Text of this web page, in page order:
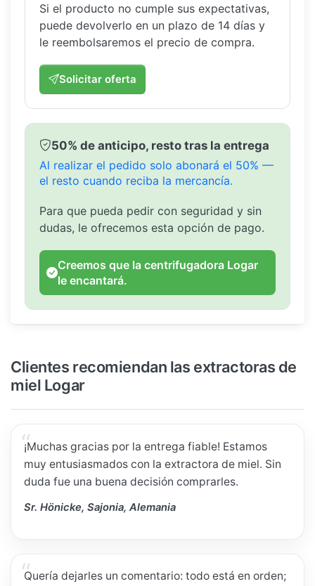
Si el producto no cumple sus expectativas,
puede devolverlo en un plazo de 14 días y
le reembolsaremos el precio de compra.
Solicitar oferta
50% de anticipo, resto tras la entrega
Al realizar el pedido solo abonará el 50% —
el resto cuando reciba la mercancía.
Para que pueda pedir con seguridad y sin
dudas, le ofrecemos esta opción de pago.
Creemos que la centrifugadora Logar
le encantará.
Clientes recomiendan las extractoras de
miel Logar
¡Muchas gracias por la entrega fiable! Estamos
muy entusiasmados con la extractora de miel. Sin
duda fue una buena decisión comprarles.
Sr. Hönicke, Sajonia, Alemania
Quería dejarles un comentario: todo está en orden;